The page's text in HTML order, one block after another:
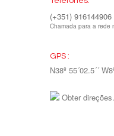
(+351) 916144906
Chamada para a rede
GPS :
N38º 55´02.5´´
Obter direções.